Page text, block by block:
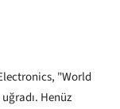
"World
uğradı. Henüz